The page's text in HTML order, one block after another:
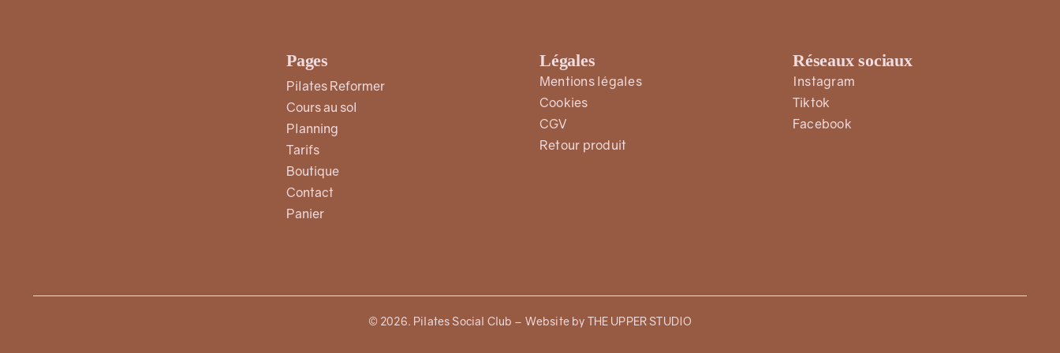
Pages
Pilates Reformer
Cours au sol
Planning
Tarifs
Boutique
Contact
Panier
Légales
Mentions légales
Cookies
CGV
Retour produit
Réseaux sociaux
Instagram
Tiktok
Facebook
© 2026. Pilates Social Club – Website by THE UPPER STUDIO